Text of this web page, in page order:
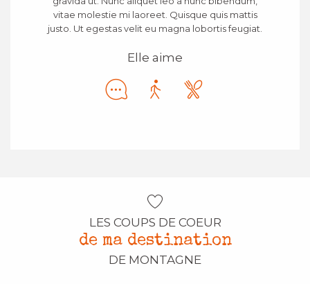
vitae molestie mi laoreet. Quisque quis mattis
justo. Ut egestas velit eu magna lobortis feugiat.
Elle aime
LES COUPS DE COEUR
de ma destination
DE MONTAGNE